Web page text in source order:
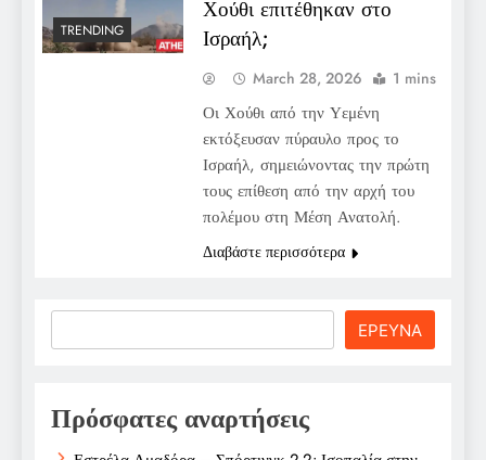
TRENDING
Χούθι επιτέθηκαν στο
Ισραήλ;
March 28, 2026 1 mins
Οι Χούθι από την Υεμένη
εκτόξευσαν πύραυλο προς το
Ισραήλ, σημειώνοντας την πρώτη
τους επίθεση από την αρχή του
πολέμου στη Μέση Ανατολή.
Διαβάστε περισσότερα
ΕΡΕΥΝΑ
Πρόσφατες αναρτήσεις